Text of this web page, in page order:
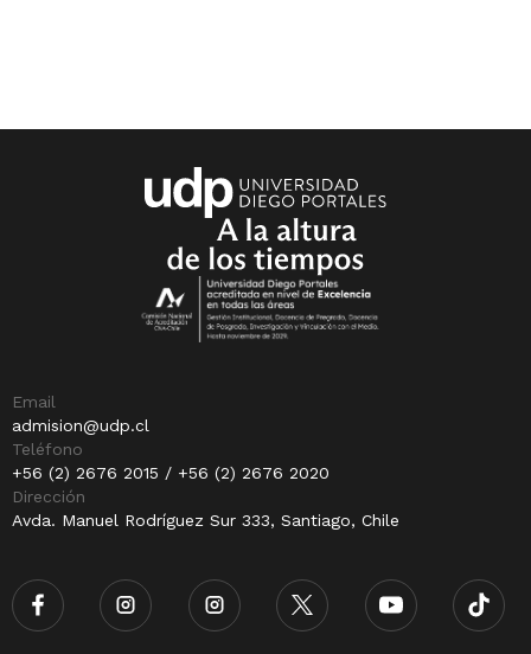
Email
admision@udp.cl
Teléfono
+56 (2) 2676 2015 / +56 (2) 2676 2020
Dirección
Avda. Manuel Rodríguez Sur 333, Santiago, Chile